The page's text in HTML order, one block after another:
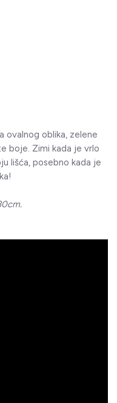
ovalnog oblika, zelene
boje. Zimi kada je vrlo
lišća, posebno kada je